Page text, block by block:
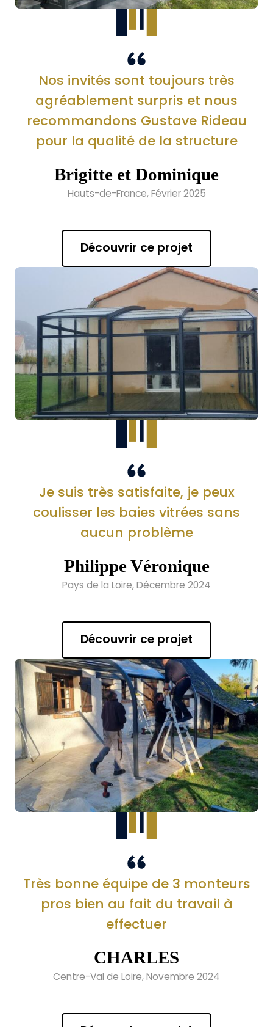
Nos invités sont toujours très
agréablement surpris et nous
recommandons Gustave Rideau
pour la qualité de la structure
Brigitte et Dominique
Hauts-de-France, Février 2025
Découvrir ce projet
Je suis très satisfaite, je peux
coulisser les baies vitrées sans
aucun problème
Philippe Véronique
Pays de la Loire, Décembre 2024
Découvrir ce projet
Très bonne équipe de 3 monteurs
pros bien au fait du travail à
effectuer
CHARLES
Centre-Val de Loire, Novembre 2024